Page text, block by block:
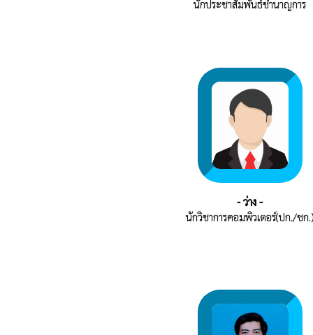
นักประชาสัมพันธ์ชำนาญการ
- ว่าง -
นักวิชาการคอมพิวเตอร์(ปก./ชก